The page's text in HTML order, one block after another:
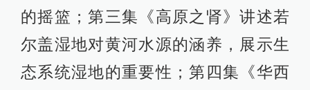
的摇篮；第三集《高原之肾》讲述若
尔盖湿地对黄河水源的涵养，展示生
态系统湿地的重要性；第四集《华西